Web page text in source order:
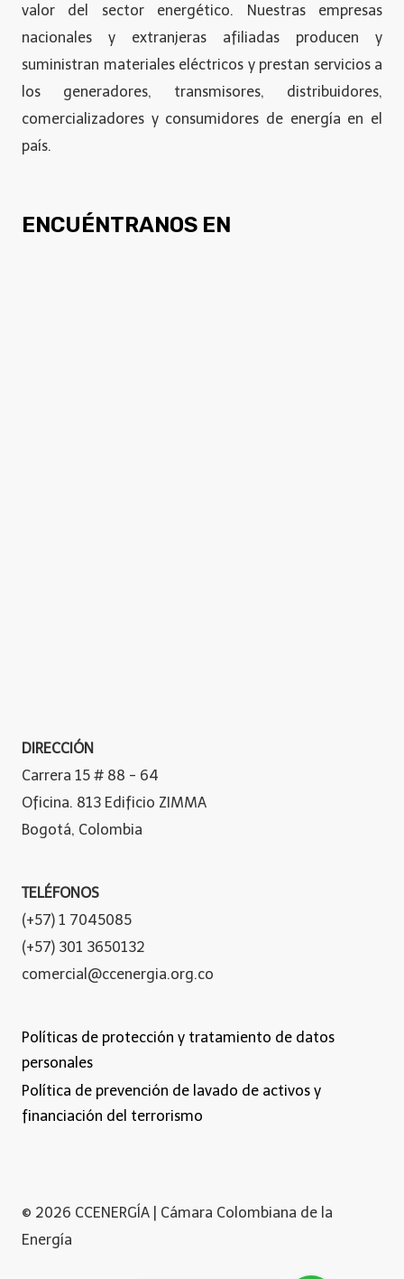
valor del sector energético. Nuestras empresas
nacionales y extranjeras afiliadas producen y
suministran materiales eléctricos y prestan servicios a
los generadores, transmisores, distribuidores,
comercializadores y consumidores de energía en el
país.
ENCUÉNTRANOS EN
DIRECCIÓN
Carrera 15 # 88 - 64
Oficina. 813 Edificio ZIMMA
Bogotá, Colombia
TELÉFONOS
(+57) 1 7045085
(+57) 301 3650132
comercial@ccenergia.org.co
Políticas de protección y tratamiento de datos
personales
Política de prevención de lavado de activos y
financiación del terrorismo
© 2026 CCENERGÍA | Cámara Colombiana de la
Energía